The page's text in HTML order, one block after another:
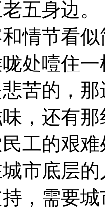
五身边。
情节看
处噎住
苦的，
，还有
工的艰
市底层
，需要